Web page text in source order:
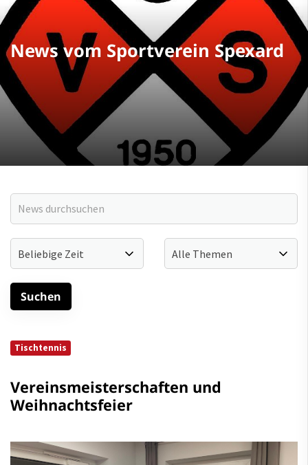
News vom Sportverein Spexard
Tischtennis
Vereinsmeisterschaften und
Weihnachtsfeier